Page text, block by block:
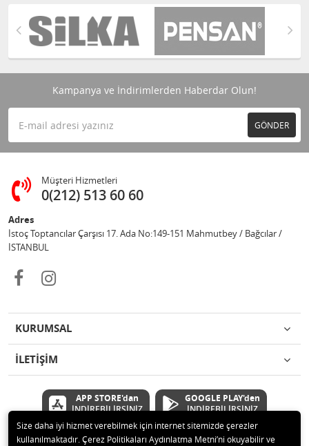
Kampanya ve İndirimlerden Haberdar Olun!
GÖNDER
Müşteri Hizmetleri
0(212) 513 60 60
Adres
İstoç Toptancılar Çarşısı 17. Ada No:149-151 Mahmutbey / Bağcılar /
İSTANBUL
KURUMSAL
İLETİŞİM
APP STORE'dan
İNDİREBİLİRSİNİZ
GOOGLE PLAY'den
İNDİREBİLİRSİNİZ
Size daha iyi hizmet verebilmek için internet sitemizde çerezler
kullanılmaktadır. Çerez Politikaları Aydınlatma Metni’ni okuyabilir ve